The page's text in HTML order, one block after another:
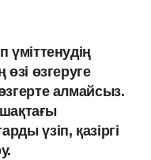
үміттенудің
өзгеруге
алмайсыз.
шақтағы
үзіп, қазіргі